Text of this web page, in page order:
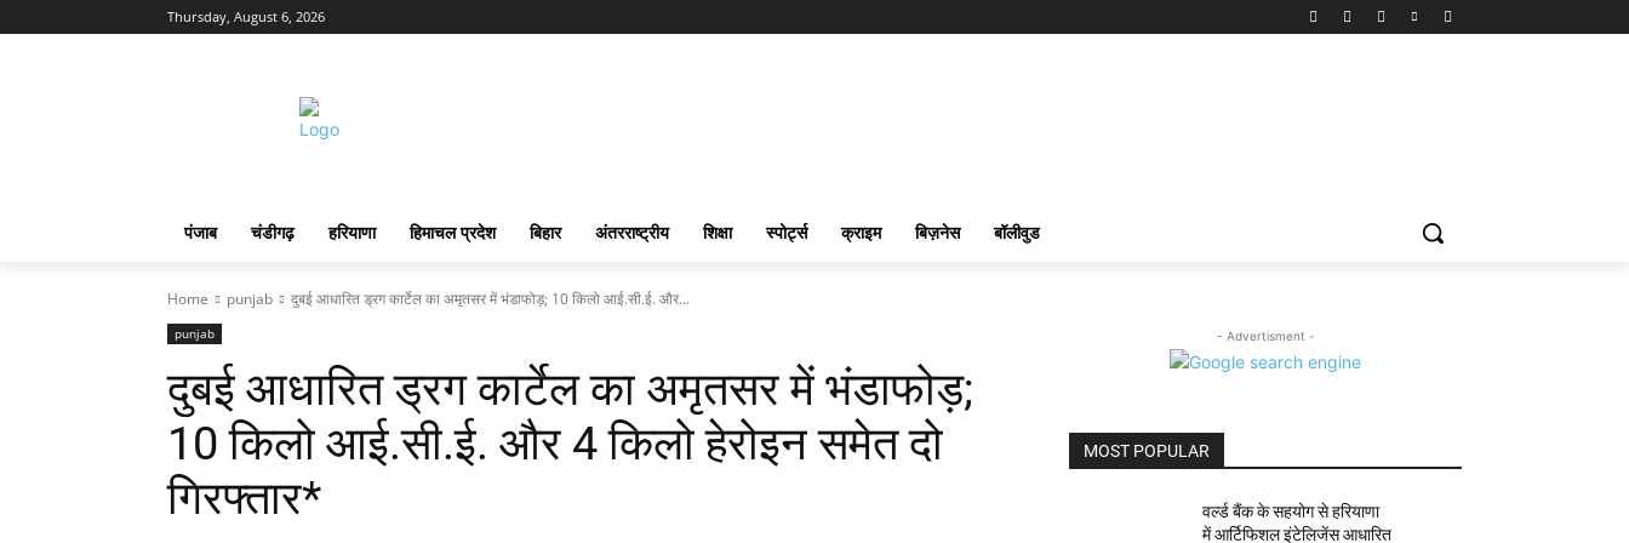
Thursday, August 6, 2026
पंजाब चंडीगढ़ हरियाणा हिमाचल प्रदेश बिहार अंतरराष्ट्रीय शिक्षा स्पोर्ट्स क्राइम बिज़नेस बॉलीवुड
Home punjab दुबई आधारित ड्रग कार्टेल का अमृतसर में भंडाफोड़; 10 किलो आई.सी.ई. और...
punjab
दुबई आधारित ड्रग कार्टेल का अमृतसर में भंडाफोड़;
10 किलो आई.सी.ई. और 4 किलो हेरोइन समेत दो
गिरफ्तार*
- Advertisment -
MOST POPULAR
वर्ल्ड बैंक के सहयोग से हरियाणा
में आर्टिफिशल इंटेलिजेंस आधारित